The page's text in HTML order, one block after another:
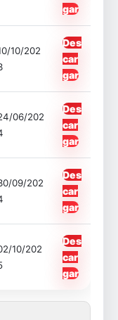
gar
10/202
Des
car
gar
06/202
Des
car
gar
09/202
Des
car
gar
10/202
Des
car
gar